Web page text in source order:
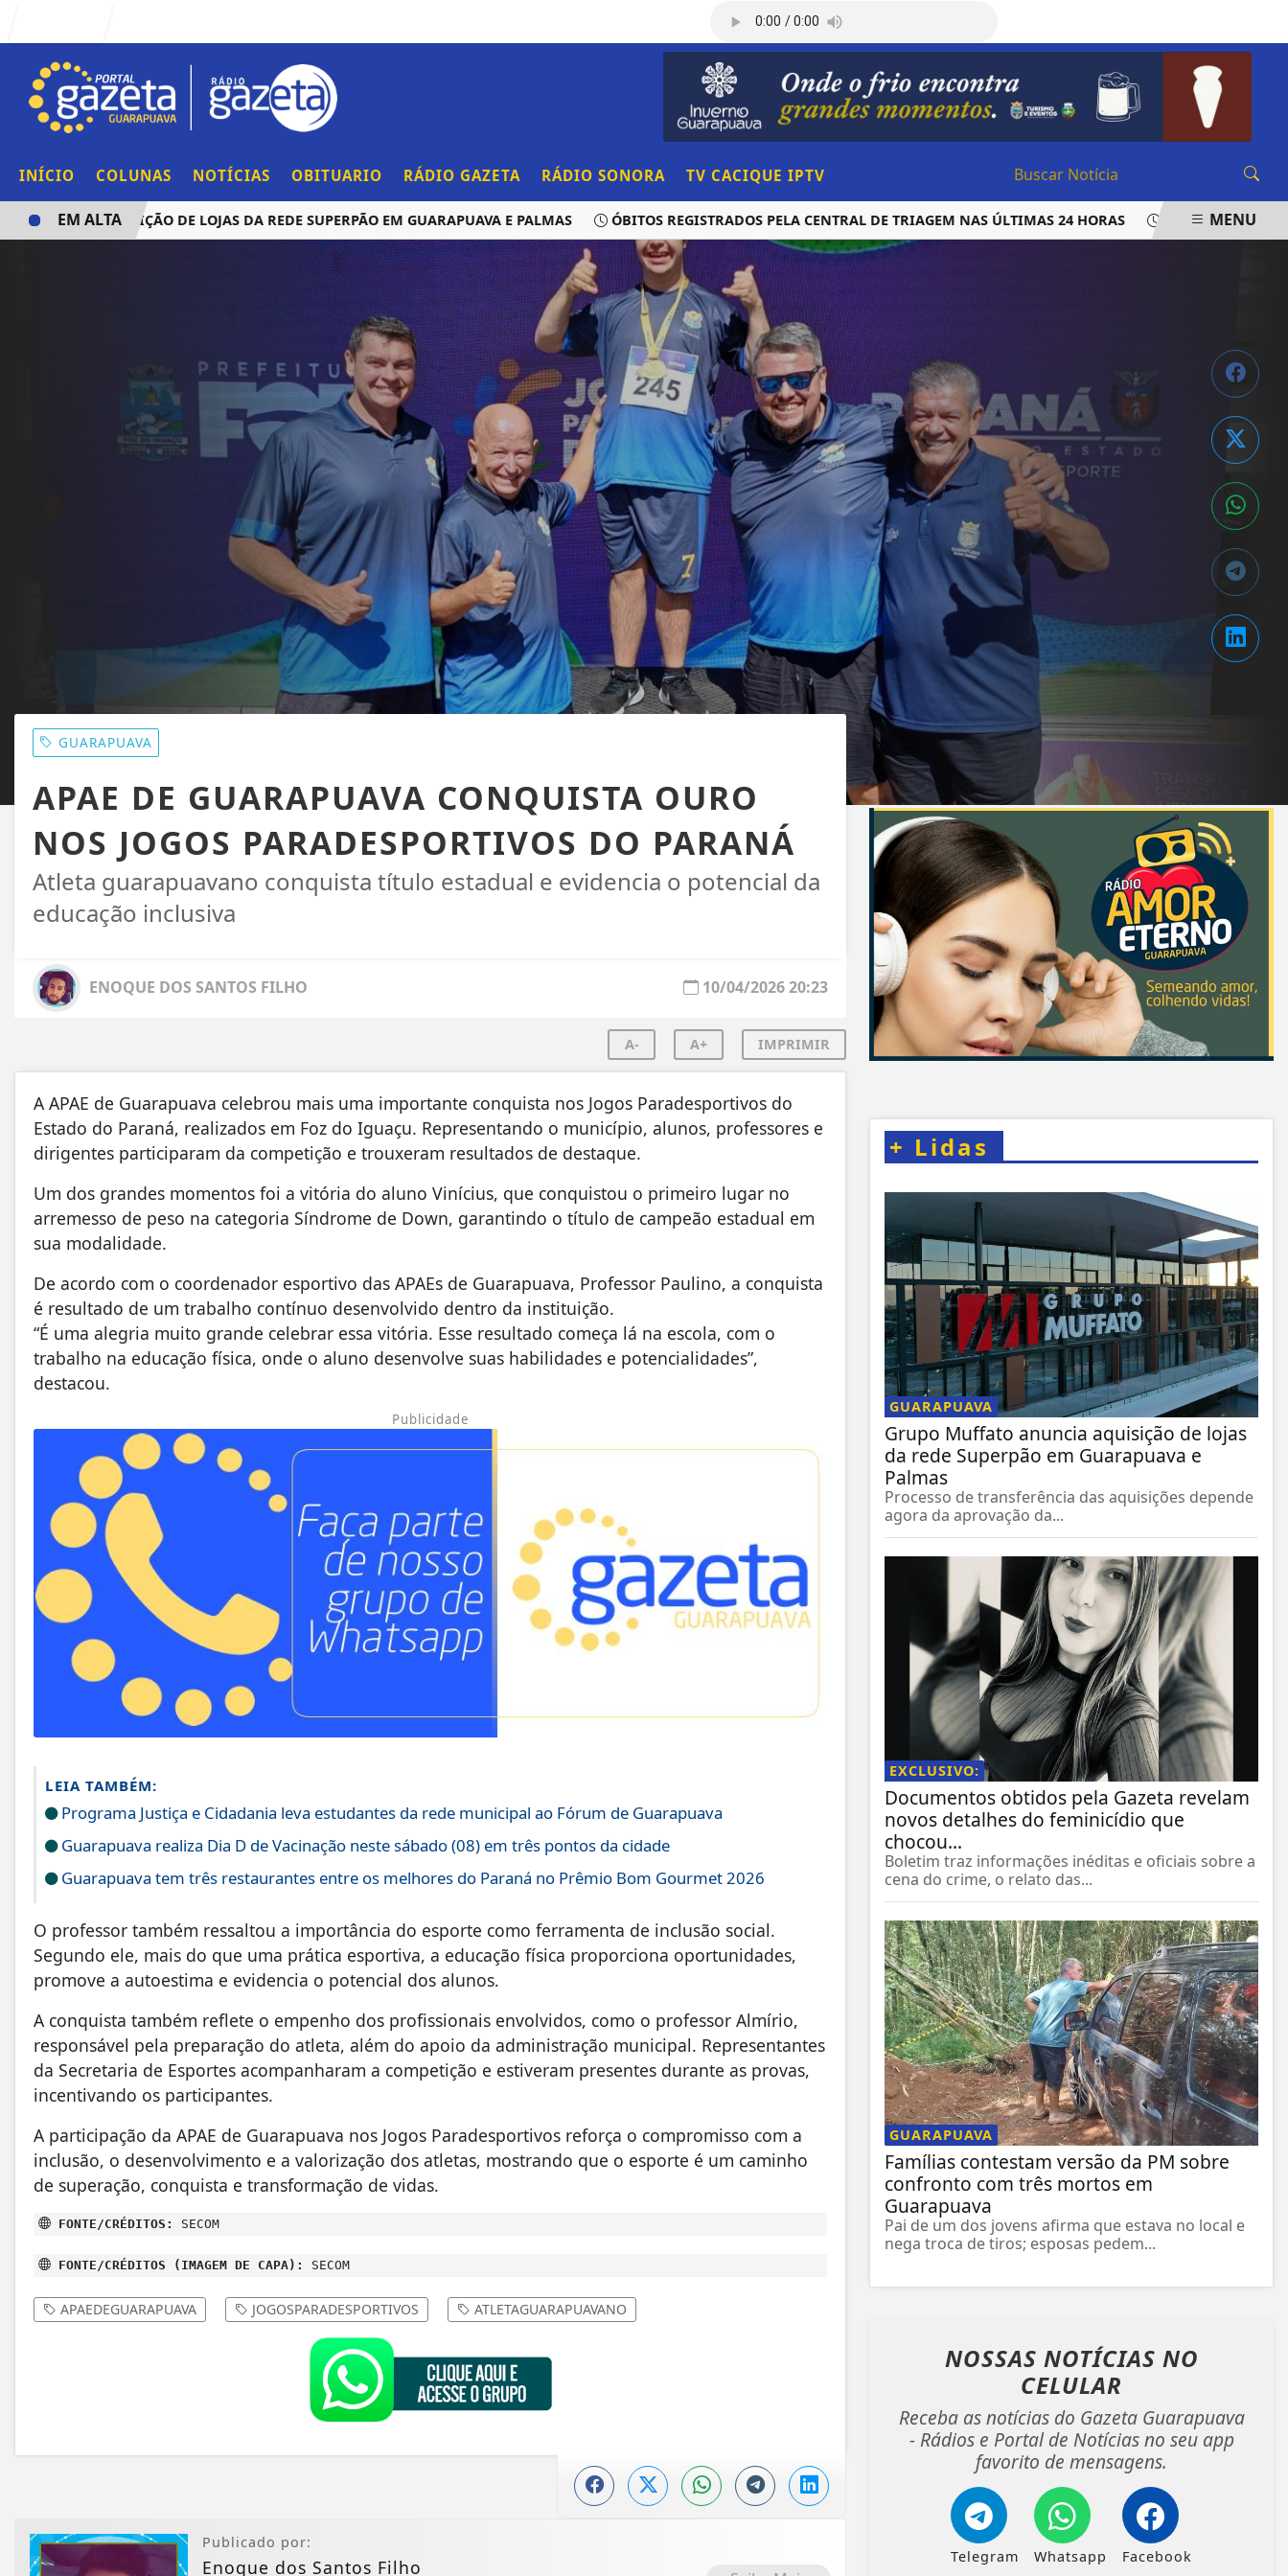
INÍCIO COLUNAS NOTÍCIAS OBITUARIO RÁDIO GAZETA RÁDIO SONORA TV CACIQUE IPTV
AQUISIÇÃO DE LOJAS DA REDE SUPERPÃO EM GUARAPUAVA E PALMAS ÓBITOS REGISTRADOS PELA CENTRAL DE TRIAGEM NAS ÚLTIMAS 24 HORAS LAUDO APONTA QUE
EM ALTA MENU
GUARAPUAVA
APAE DE GUARAPUAVA CONQUISTA OURO
NOS JOGOS PARADESPORTIVOS DO PARANÁ
Atleta guarapuavano conquista título estadual e evidencia o potencial da
educação inclusiva
ENOQUE DOS SANTOS FILHO 10/04/2026 20:23
A- A+ IMPRIMIR
A APAE de Guarapuava celebrou mais uma importante conquista nos Jogos Paradesportivos do
Estado do Paraná, realizados em Foz do Iguaçu. Representando o município, alunos, professores e
dirigentes participaram da competição e trouxeram resultados de destaque.
Um dos grandes momentos foi a vitória do aluno Vinícius, que conquistou o primeiro lugar no
arremesso de peso na categoria Síndrome de Down, garantindo o título de campeão estadual em
sua modalidade.
De acordo com o coordenador esportivo das APAEs de Guarapuava, Professor Paulino, a conquista
é resultado de um trabalho contínuo desenvolvido dentro da instituição.
“É uma alegria muito grande celebrar essa vitória. Esse resultado começa lá na escola, com o
trabalho na educação física, onde o aluno desenvolve suas habilidades e potencialidades”,
destacou.
Publicidade
LEIA TAMBÉM:
Programa Justiça e Cidadania leva estudantes da rede municipal ao Fórum de Guarapuava
Guarapuava realiza Dia D de Vacinação neste sábado (08) em três pontos da cidade
Guarapuava tem três restaurantes entre os melhores do Paraná no Prêmio Bom Gourmet 2026
O professor também ressaltou a importância do esporte como ferramenta de inclusão social.
Segundo ele, mais do que uma prática esportiva, a educação física proporciona oportunidades,
promove a autoestima e evidencia o potencial dos alunos.
A conquista também reflete o empenho dos profissionais envolvidos, como o professor Almírio,
responsável pela preparação do atleta, além do apoio da administração municipal. Representantes
da Secretaria de Esportes acompanharam a competição e estiveram presentes durante as provas,
incentivando os participantes.
A participação da APAE de Guarapuava nos Jogos Paradesportivos reforça o compromisso com a
inclusão, o desenvolvimento e a valorização dos atletas, mostrando que o esporte é um caminho
de superação, conquista e transformação de vidas.
FONTE/CRÉDITOS: SECOM
FONTE/CRÉDITOS (IMAGEM DE CAPA): SECOM
APAEDEGUARAPUAVA JOGOSPARADESPORTIVOS ATLETAGUARAPUAVANO
Publicado por:
Enoque dos Santos Filho
+ Lidas
GUARAPUAVA
Grupo Muffato anuncia aquisição de lojas
da rede Superpão em Guarapuava e
Palmas
Processo de transferência das aquisições depende
agora da aprovação da...
EXCLUSIVO:
Documentos obtidos pela Gazeta revelam
novos detalhes do feminicídio que
chocou...
Boletim traz informações inéditas e oficiais sobre a
cena do crime, o relato das...
GUARAPUAVA
Famílias contestam versão da PM sobre
confronto com três mortos em
Guarapuava
Pai de um dos jovens afirma que estava no local e
nega troca de tiros; esposas pedem...
NOSSAS NOTÍCIAS NO
CELULAR
Receba as notícias do Gazeta Guarapuava
- Rádios e Portal de Notícias no seu app
favorito de mensagens.
Telegram Whatsapp Facebook